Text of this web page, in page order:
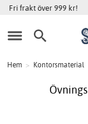
Fri frakt över 999 kr!
Hem > Kontorsmaterial